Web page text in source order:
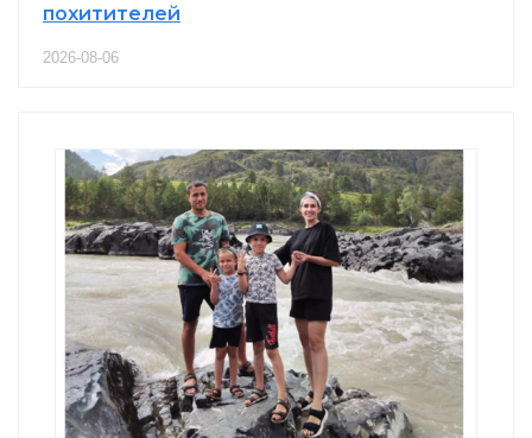
похитителей
2026-08-06